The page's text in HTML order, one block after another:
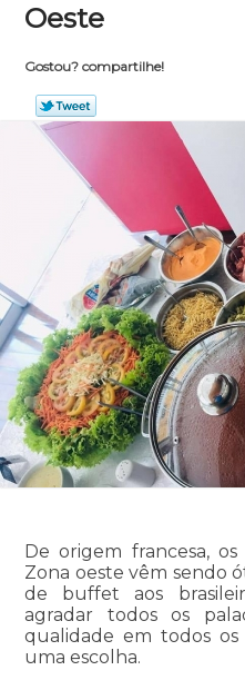
Oeste
Gostou? compartilhe!
De origem francesa,
Zona oeste vêm sendo
de buffet aos
agradar todos os
qualidade em todos os
uma escolha.